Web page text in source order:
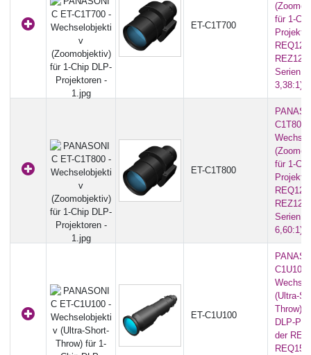
ET-C1T700
für 1-
REQ12
REZ12 |
Serien
3,38:1)
ET-C1T800
C1T800 -
für 1-
REQ12
REZ12 |
Serien
6,60:1)
ET-C1U100
C1U100
(Ultra-
Throw)
DLP-
der
REQ15